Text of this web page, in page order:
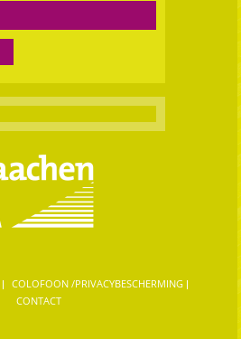
COLOFOON /PRIVACYBESCHERMING
CONTACT